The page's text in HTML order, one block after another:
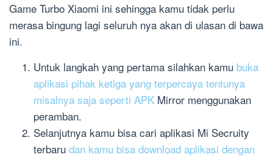
Game Turbo Xiaomi ini sehingga kamu tidak perlu
merasa bingung lagi seluruh nya akan di ulasan di bawa
ini.
Untuk langkah yang pertama silahkan kamu buka
aplikasi pihak ketiga yang terpercaya tentunya
misalnya saja seperti APK Mirror menggunakan
peramban.
Selanjutnya kamu bisa cari aplikasi Mi Secruity
terbaru dan kamu bisa download aplikasi dengan